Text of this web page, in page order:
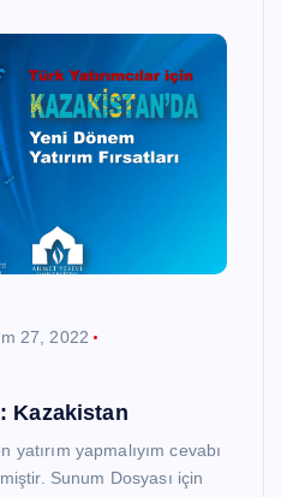
27, 2022
: Kazakistan
yapmalıyım cevabı
Sunum Dosyası için